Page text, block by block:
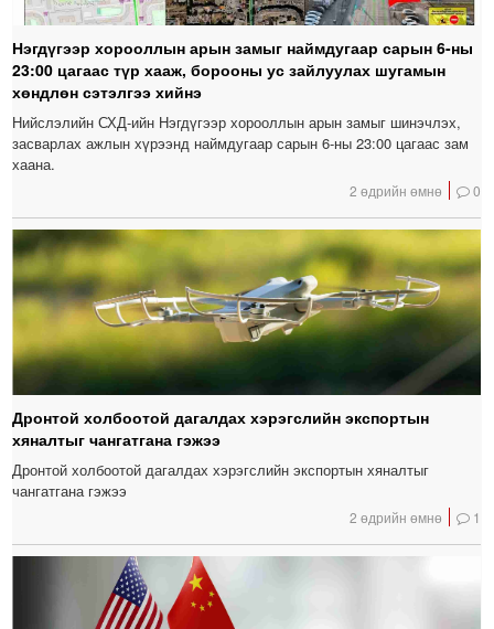
Нэгдүгээр хорооллын арын замыг наймдугаар сарын 6-ны
23:00 цагаас түр хааж, борооны ус зайлуулах шугамын
хөндлөн сэтэлгээ хийнэ
Нийслэлийн СХД-ийн Нэгдүгээр хорооллын арын замыг шинэчлэх,
засварлах ажлын хүрээнд наймдугаар сарын 6-ны 23:00 цагаас зам
хаана.
2 өдрийн өмнө 0
Дронтой холбоотой дагалдах хэрэгслийн экспортын
хяналтыг чангатгана гэжээ
Дронтой холбоотой дагалдах хэрэгслийн экспортын хяналтыг
чангатгана гэжээ
2 өдрийн өмнө 1